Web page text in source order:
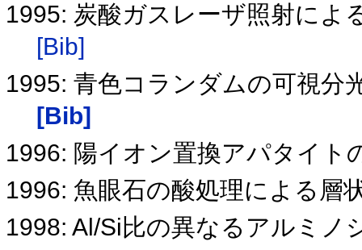
1995: 炭酸ガスレーザ照射によ
[Bib]
1995: 青色コランダムの可視分
[Bib]
1996: 陽イオン置換アパタイト
1996: 魚眼石の酸処理による層
1998: Al/Si比の異なるアルミノ